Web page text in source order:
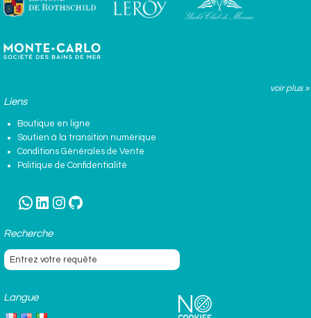
voir plus »
Liens
Boutique en ligne
Soutien à la transition numérique
Conditions Générales de Vente
Politique de Confidentialité
WhatsApp
LinkedIn
Instagram
GitHub
Recherche
Langue